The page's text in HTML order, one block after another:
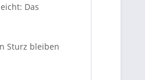
Das
Sturz bleiben